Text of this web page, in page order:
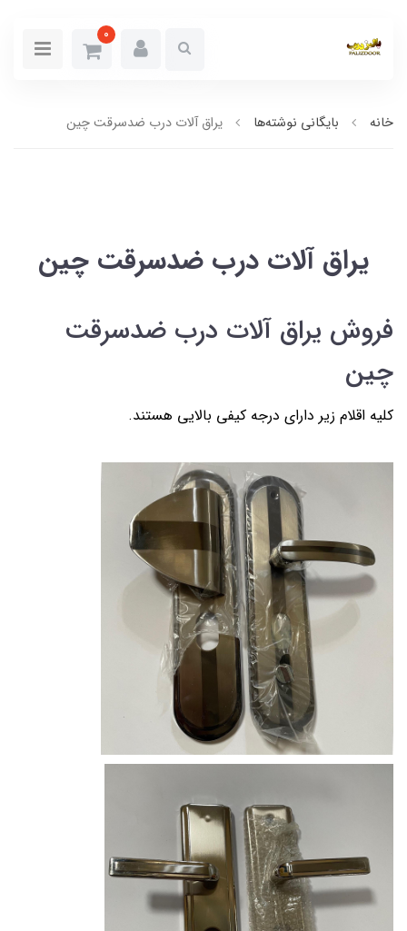
0
خانه بایگانی نوشته‌ها یراق آلات درب ضدسرقت چین
یراق آلات درب ضدسرقت چین
فروش یراق آلات درب ضدسرقت
چین
کلیه اقلام زیر دارای درجه کیفی بالایی هستند.